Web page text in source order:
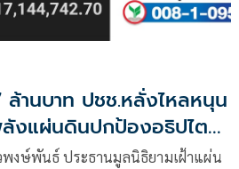
ล้านบาท ปชช.หลั่งไหลหนุน
งแผ่นดินปกป้องอธิปไตย'
งษ์พันธ์ ประธานมูลนิธิยามเฝ้าแผ่น